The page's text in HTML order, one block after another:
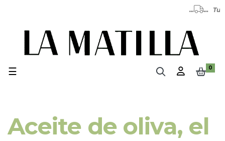
...
Navegación de palanca
☰ 0
Aceite de oliva, el